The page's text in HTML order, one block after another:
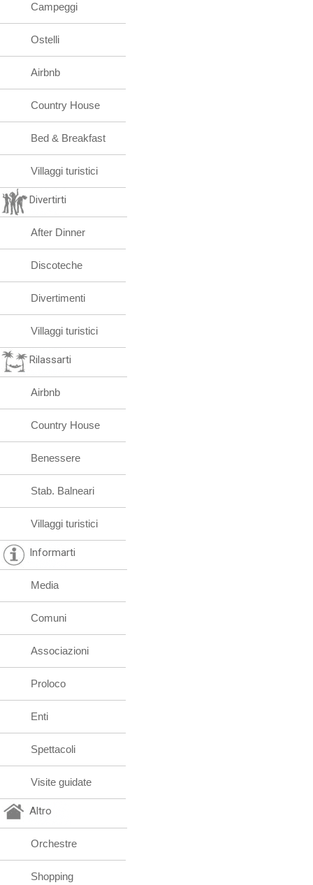
Campeggi
Ostelli
Airbnb
Country House
Bed & Breakfast
Villaggi turistici
Divertirti
After Dinner
Discoteche
Divertimenti
Villaggi turistici
Rilassarti
Airbnb
Country House
Benessere
Stab. Balneari
Villaggi turistici
Informarti
Media
Comuni
Associazioni
Proloco
Enti
Spettacoli
Visite guidate
Altro
Orchestre
Shopping